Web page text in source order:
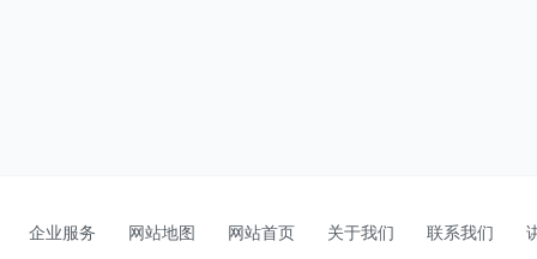
企业服务 网站地图 网站首页 关于我们 联系我们